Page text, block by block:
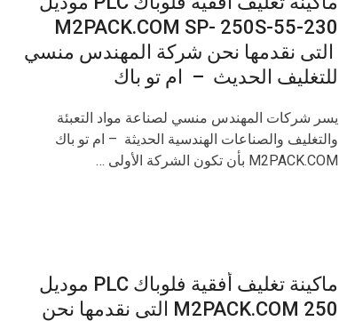
M2PACK.COM SP- 250S-55-230
التى نقدمها نحن شركة المهندس منسي
للتغليف الحديث – ام تو باك
يسر شركات المهندس منسي لصناعة مواد التعبئة
والتغليف والصناعات الهندسية الحديثة – ام تو باك
M2PACK.COM بأن تكون الشركة الأولى …
ماكينة تغليف أفقية فلوباك PLC موديل
M2PACK.COM 250 التى نقدمها نحن